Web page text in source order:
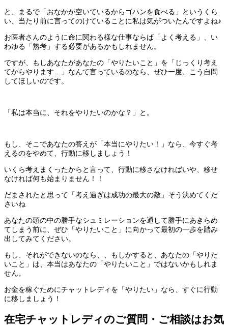
と、まるで「おなかが空いているからゴハンを食べる」というくら
い、当たり前に言ってのけていることに私は気がついたんですよね♪
お医者さんのように命に関わる様な仕事ならば「よく考える」、い
わゆる「熟考」する必要があるかもしれません。
ですが、もしあなたがあなたの「やりたいこと」を「じっくり考え
てからやります…」なんて言っているのなら、ぜひ一度、こう自問
してほしいのです。
「私は本当に、それをやりたいのかな？」と。
もし、そこであなたの答えが「本当にやりたい！」なら、今すぐ考
えるのをやめて、行動に移しましょう！
いくら考えまくったからと言って、行動に移さなければいや、移せ
なければ何も始まりません！！
だまされたと思って「考え過ぎは成功の最大の敵」そう決めてくだ
さいね
あなたの頭の中の勝手なシュミレーションを通して勝手にあきらめ
てしまう前に、ぜひ「やりたいこと」に向かって最初の一歩を踏み
出してみてください。
もし、それができないのなら、、もしかすると、あなたの「やりた
いこと」は、本当はあなたの「やりたいこと」ではないかもしれま
せん。
お金を稼ぐためにチャットレディを「やりたい」なら、すぐに行動
に移しましょう！
在宅チャットレディのご質問・ご相談はお気